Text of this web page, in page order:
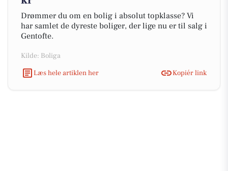
Drømmer du om en bolig i absolut topklasse? Vi
har samlet de dyreste boliger, der lige nu er til salg i
Gentofte.
Kilde: Boliga
Læs hele artiklen her
Kopiér link